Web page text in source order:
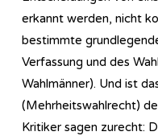
erkannt werden, nicht
bestimmte
Verfassung und des
Wahlmänner). Und ist
(Mehrheitswahlrecht)
Kritiker sagen zurecht: